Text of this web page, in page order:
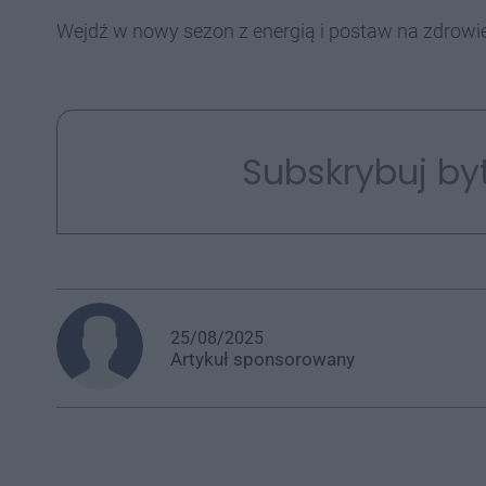
Wejdź w nowy sezon z energią i postaw na
Subskrybuj
25/08/2025
Artykuł sponsorowany